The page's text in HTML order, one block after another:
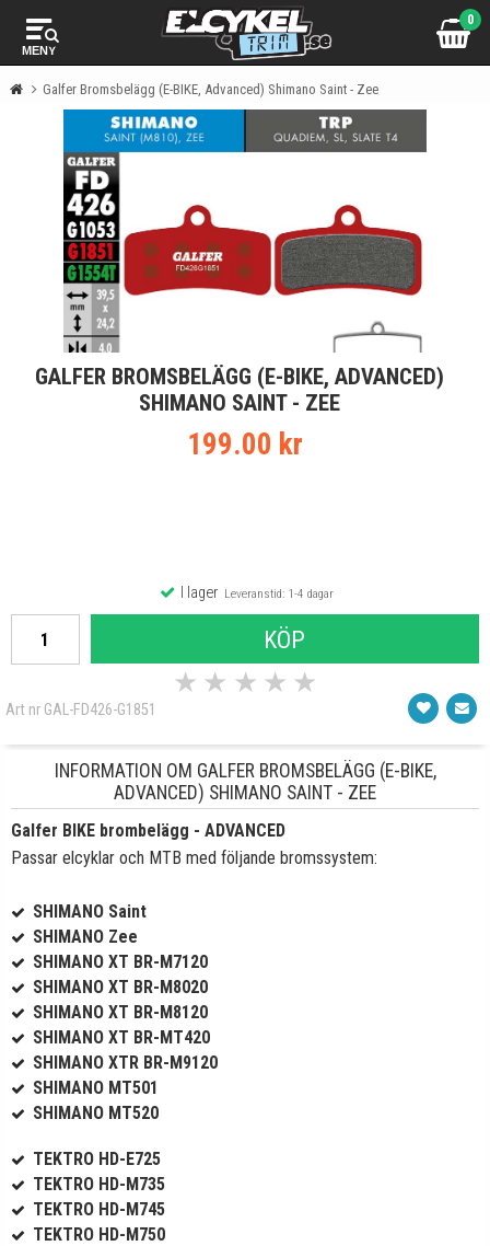
MENY
0
Galfer Bromsbelägg (E-BIKE, Advanced) Shimano Saint - Zee
GALFER BROMSBELÄGG (E-BIKE, ADVANCED)
SHIMANO SAINT - ZEE
199.00 kr
I lagerLeveranstid: 1-4 dagar
KÖP
★ ★ ★ ★ ★
Art nr GAL-FD426-G1851
INFORMATION OM GALFER BROMSBELÄGG (E-BIKE,
ADVANCED) SHIMANO SAINT - ZEE
Galfer BIKE brombelägg - ADVANCED
Passar elcyklar och MTB med följande bromssystem:
SHIMANO Saint
SHIMANO Zee
SHIMANO XT BR-M7120
SHIMANO XT BR-M8020
SHIMANO XT BR-M8120
SHIMANO XT BR-MT420
SHIMANO XTR BR-M9120
SHIMANO MT501
SHIMANO MT520
TEKTRO HD-E725
TEKTRO HD-M735
TEKTRO HD-M745
TEKTRO HD-M750